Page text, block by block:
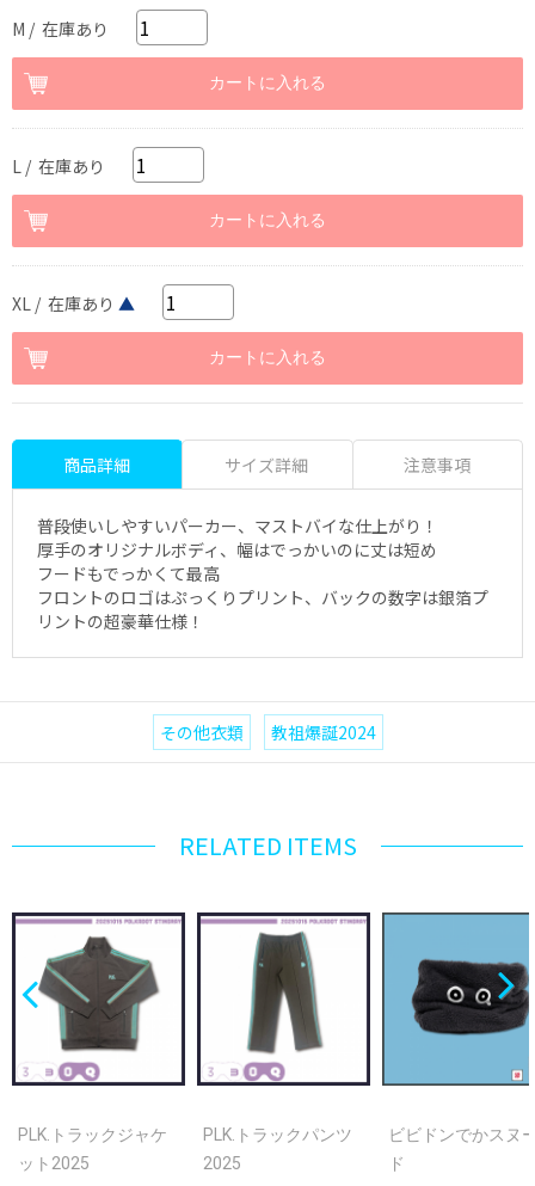
M / 在庫あり
L / 在庫あり
XL / 在庫あり ▲
商品詳細 サイズ詳細 注意事項
普段使いしやすいパーカー、マストバイな仕上がり！
厚手のオリジナルボディ、幅はでっかいのに丈は短め
フードもでっかくて最高
フロントのロゴはぷっくりプリント、バックの数字は銀箔プ
リントの超豪華仕様！
その他衣類 教祖爆誕2024
RELATED ITEMS
PLK.トラックジャケ
ット2025
PLK.トラックパンツ
2025
ビビドンでかスヌ
ド